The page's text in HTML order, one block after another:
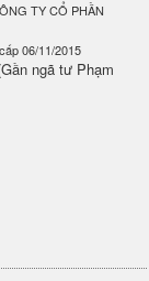
TY CỔ PHẦN
06/11/2015
ngã tư Phạm